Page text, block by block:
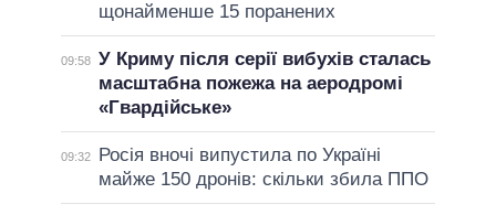
щонайменше 15 поранених
09:58 У Криму після серії вибухів сталась
масштабна пожежа на аеродромі
«Гвардійське»
09:32
Росія вночі випустила по Україні
майже 150 дронів: скільки збила ППО